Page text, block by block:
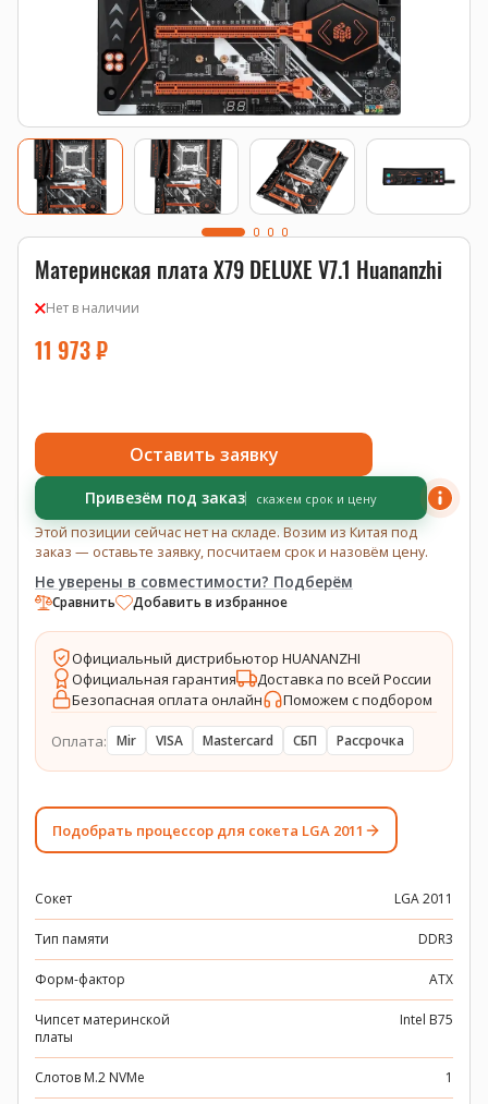
Материнская плата X79 DELUXE V7.1 Huananzhi
Нет в наличии
11 973₽
Оставить заявку
Привезём под заказ скажем срок и цену
Этой позиции сейчас нет на складе. Возим из Китая под
заказ — оставьте заявку, посчитаем срок и назовём цену.
Не уверены в совместимости? Подберём
Сравнить Добавить в избранное
Официальный дистрибьютор HUANANZHI
Официальная гарантия
Доставка по всей России
Безопасная оплата онлайн
Поможем с подбором
Оплата: Mir VISA Mastercard СБП Рассрочка
Подобрать процессор для сокета LGA 2011
Сокет LGA 2011
Тип памяти DDR3
Форм-фактор ATX
Чипсет материнской
платы
Intel B75
Слотов M.2 NVMe 1